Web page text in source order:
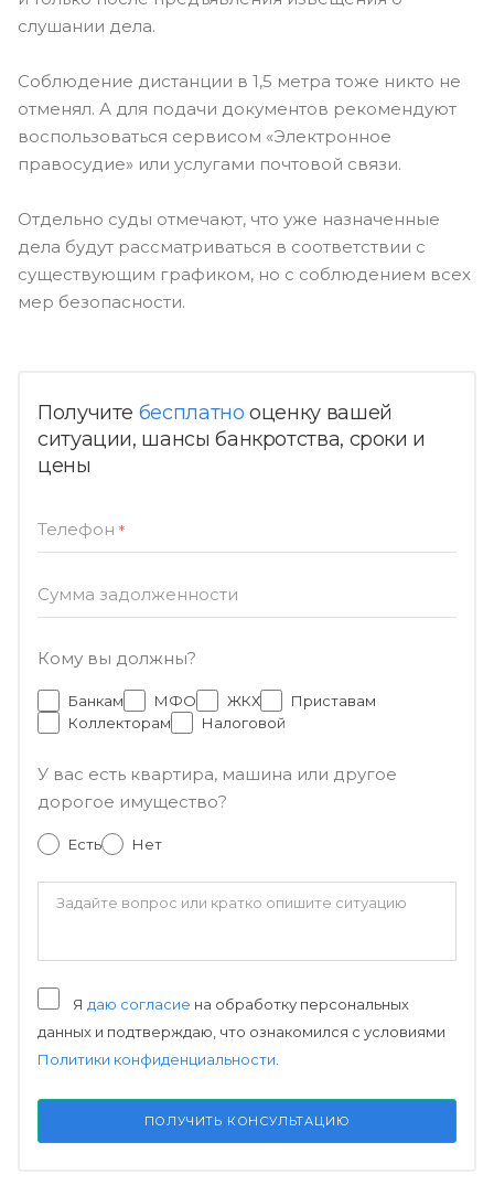
слушании дела.
Соблюдение дистанции в 1,5 метра тоже никто не
отменял. А для подачи документов рекомендуют
воспользоваться сервисом «Электронное
правосудие» или услугами почтовой связи.
Отдельно суды отмечают, что уже назначенные
дела будут рассматриваться в соответствии с
существующим графиком, но с соблюдением всех
мер безопасности.
Получите бесплатно оценку вашей
ситуации, шансы банкротства, сроки и
цены
Телефон *
Сумма задолженности
Кому вы должны?
Банкам МФО ЖКХ
Приставам
Коллекторам
Налоговой
У вас есть квартира, машина или другое
дорогое имущество?
Есть Нет
Я даю согласие на обработку персональных
данных и подтверждаю, что ознакомился с условиями
Политики конфиденциальности
ПОЛУЧИТЬ КОНСУЛЬТАЦИЮ